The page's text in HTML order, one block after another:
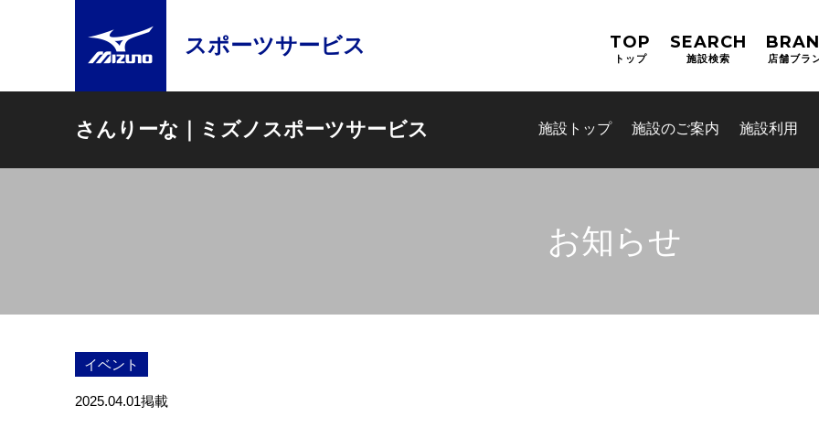
スポーツサービス TOP
トップ
SEARCH
施設検索 店舗ブラ
さんりーな｜ミズノスポーツサービス 施設トップ 施設のご案内 施設利用
お知らせ
イベント
2025.04.01掲載